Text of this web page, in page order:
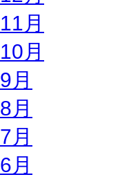
11月
10月
9月
8月
7月
6月